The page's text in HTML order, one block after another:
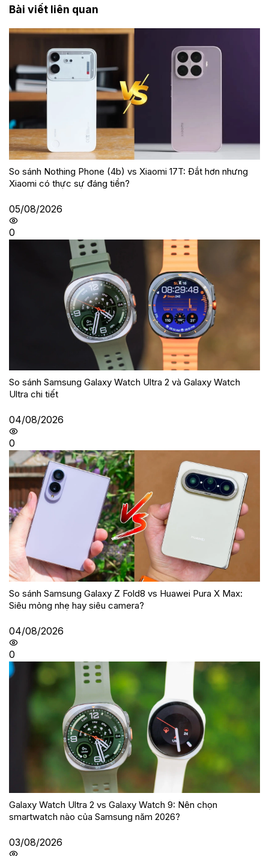
Bài viết liên quan
So sánh Nothing Phone (4b) vs Xiaomi 17T: Đắt hơn nhưng
Xiaomi có thực sự đáng tiền?
05/08/2026
0
So sánh Samsung Galaxy Watch Ultra 2 và Galaxy Watch
Ultra chi tiết
04/08/2026
0
So sánh Samsung Galaxy Z Fold8 vs Huawei Pura X Max:
Siêu mỏng nhẹ hay siêu camera?
04/08/2026
0
Galaxy Watch Ultra 2 vs Galaxy Watch 9: Nên chọn
smartwatch nào của Samsung năm 2026?
03/08/2026